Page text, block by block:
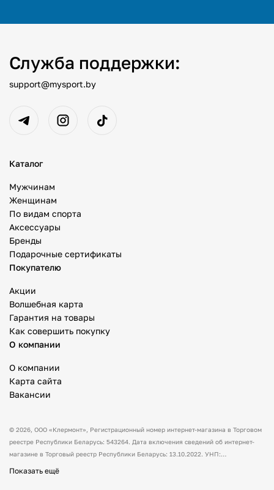
Служба поддержки:
support@mysport.by
Каталог
Мужчинам
Женщинам
По видам спорта
Аксессуары
Бренды
Подарочные сертификаты
Покупателю
Акции
Волшебная карта
Гарантия на товары
Как совершить покупку
О компании
О компании
Карта сайта
Вакансии
© 2026, ООО «Клермонт» , Регистрационный номер интернет-магазина в Торговом
реестре Республики Беларусь: 543264. Дата включения сведений об интернет-
магазине в Торговый реестр Республики Беларусь: 13.10.2022. УНП:
Показать ещё